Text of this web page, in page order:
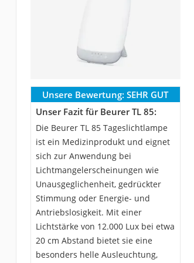
Unsere Bewertung: SEHR GUT
Unser Fazit für Beurer TL 85:
Die Beurer TL 85 Tageslichtlampe
ist ein Medizinprodukt und eignet
sich zur Anwendung bei
Lichtmangelerscheinungen wie
Unausgeglichenheit, gedrückter
Stimmung oder Energie- und
Antriebslosigkeit. Mit einer
Lichtstärke von 12.000 Lux bei etwa
20 cm Abstand bietet sie eine
besonders helle Ausleuchtung,